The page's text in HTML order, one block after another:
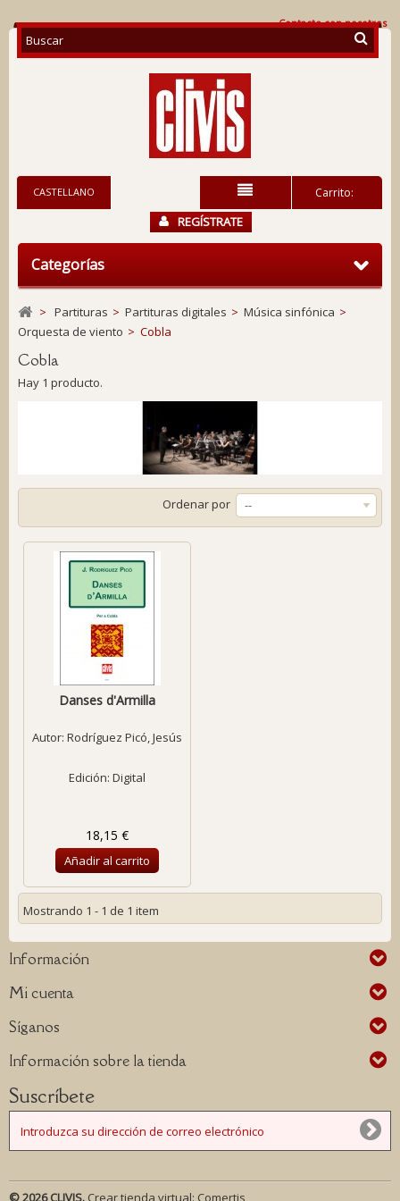
Contacte con nosotros
Carrito:
CASTELLANO
REGÍSTRATE
Categorías
> Partituras > Partituras digitales > Música sinfónica >
Orquesta de viento > Cobla
Cobla
Hay 1 producto.
Ordenar por --
Danses d'Armilla
Autor: Rodríguez Picó, Jesús
Edición: Digital
18,15 €
Añadir al carrito
Mostrando 1 - 1 de 1 item
Información
Mi cuenta
Síganos
Información sobre la tienda
Suscríbete
© 2026 CLIVIS. Crear tienda virtual: Comertis